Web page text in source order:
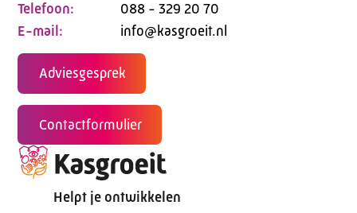
Telefoon:
088 - 329 20 70
E-mail:
info@kasgroeit.nl
Adviesgesprek
Contactformulier
Helpt je ontwikkelen